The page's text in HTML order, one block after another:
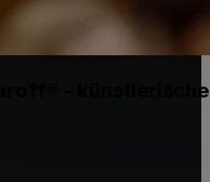
-